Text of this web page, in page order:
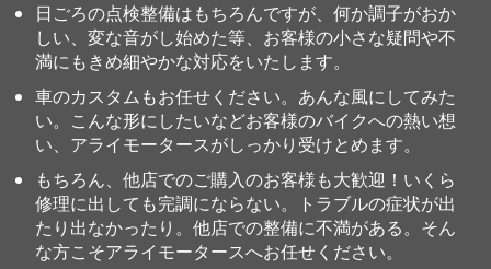
日ごろの点検整備はもちろんですが、何か調子がおか
しい、変な音がし始めた等、お客様の小さな疑問や不
満にもきめ細やかな対応をいたします。
車のカスタムもお任せください。あんな風にしてみた
い。こんな形にしたいなどお客様のバイクへの熱い想
い、アライモータースがしっかり受けとめます。
もちろん、他店でのご購入のお客様も大歓迎！いくら
修理に出しても完調にならない。トラブルの症状が出
たり出なかったり。他店での整備に不満がある。そん
な方こそアライモータースへお任せください。